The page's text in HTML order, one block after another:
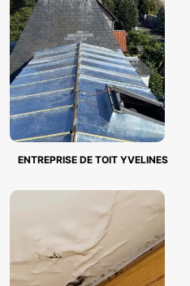
ENTREPRISE DE TOIT YVELINES